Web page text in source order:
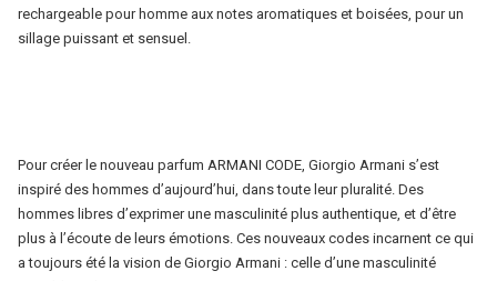
le
Nouveau
ARMANI
rechargeable pour homme aux notes aromatiques et boisées, pour un
sillage puissant et sensuel.
Pour créer le nouveau parfum ARMANI CODE, Giorgio Armani s’est
inspiré des hommes d’aujourd’hui, dans toute leur pluralité. Des
hommes libres d’exprimer une masculinité plus authentique, et d’être
plus à l’écoute de leurs émotions. Ces nouveaux codes incarnent ce qui
a toujours été la vision de Giorgio Armani : celle d’une masculinité